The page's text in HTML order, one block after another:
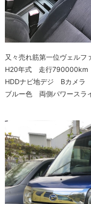
又々売れ筋第一位ヴェルフ
H20年式 走行790000km
HDDナビ地デジ Bカメラ
ブルー色 両側パワースラ